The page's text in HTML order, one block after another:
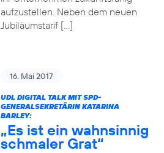
aufzustellen. Neben dem neuen
Jubiläumstarif […]
16. Mai 2017
UDL DIGITAL TALK MIT SPD-
GENERALSEKRETÄRIN KATARINA
BARLEY:
„Es ist ein wahnsinnig
schmaler Grat“